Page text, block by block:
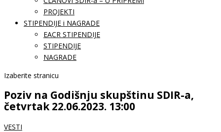
PROJEKTI
STIPENDIJE i NAGRADE
EACR STIPENDIJE
STIPENDIJE
NAGRADE
Izaberite stranicu
Poziv na Godišnju skupštinu SDIR-a,
četvrtak 22.06.2023. 13:00
VESTI